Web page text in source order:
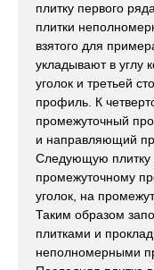
плитку первого
плитки
взятого для
укладывают в углу
уголок и третьей
профиль. К
промежуточный
и направляющий
Следующую плитку
промежуточному
уголок, на
Таким образом
плитками и
неполномерными